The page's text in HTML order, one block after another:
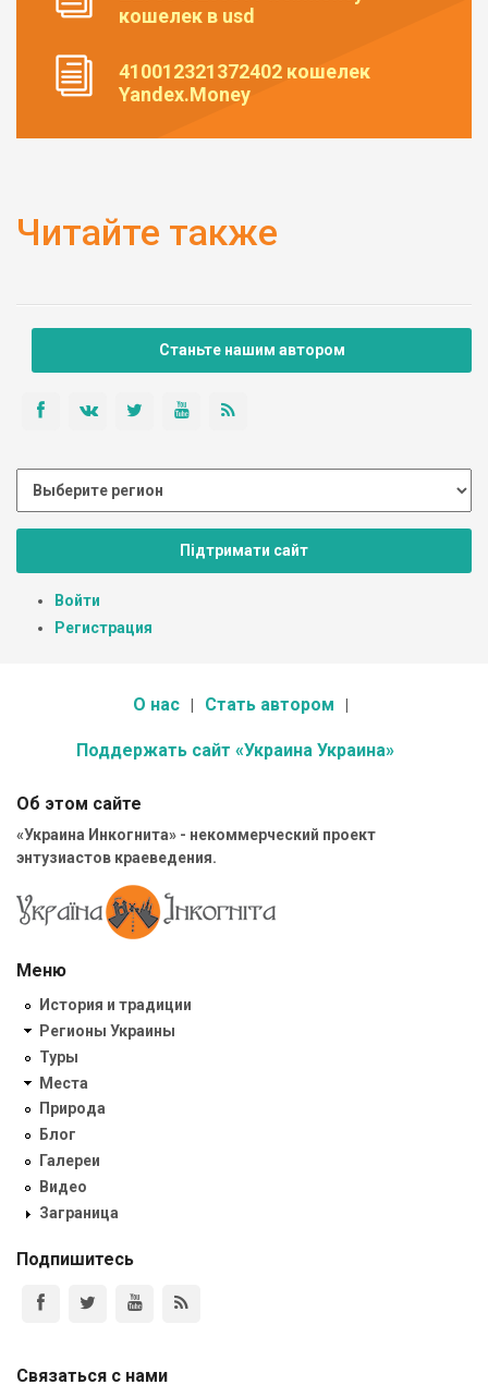
кошелек в usd
410012321372402 кошелек
Yandex.Money
Читайте также
Станьте нашим автором
Підтримати сайт
Войти
Регистрация
О нас Стать автором
Поддержать сайт «Украина Украина»
Об этом сайте
«Украина Инкогнита» - некоммерческий проект
энтузиастов краеведения.
Меню
История и традиции
Регионы Украины
Туры
Места
Природа
Блог
Галереи
Видео
Заграница
Подпишитесь
Связаться с нами